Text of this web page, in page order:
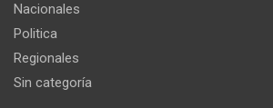
Nacionales
Politica
Regionales
Sin categoría